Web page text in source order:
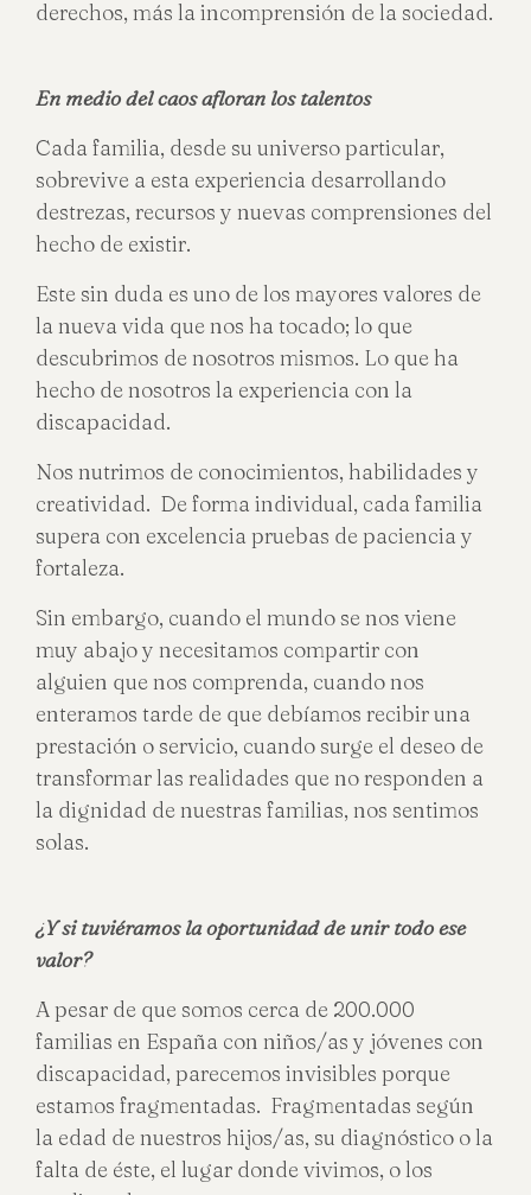
derechos, más la incomprensión de la sociedad.
En medio del caos afloran los talentos
Cada familia, desde su universo particular,
sobrevive a esta experiencia desarrollando
destrezas, recursos y nuevas comprensiones del
hecho de existir.
Este sin duda es uno de los mayores valores de
la nueva vida que nos ha tocado; lo que
descubrimos de nosotros mismos. Lo que ha
hecho de nosotros la experiencia con la
discapacidad.
Nos nutrimos de conocimientos, habilidades y
creatividad. De forma individual, cada familia
supera con excelencia pruebas de paciencia y
fortaleza.
Sin embargo, cuando el mundo se nos viene
muy abajo y necesitamos compartir con
alguien que nos comprenda, cuando nos
enteramos tarde de que debíamos recibir una
prestación o servicio, cuando surge el deseo de
transformar las realidades que no responden a
la dignidad de nuestras familias, nos sentimos
solas.
¿Y si tuviéramos la oportunidad de unir todo ese
valor?
A pesar de que somos cerca de 200.000
familias en España con niños/as y jóvenes con
discapacidad, parecemos invisibles porque
estamos fragmentadas. Fragmentadas según
la edad de nuestros hijos/as, su diagnóstico o la
falta de éste, el lugar donde vivimos, o los